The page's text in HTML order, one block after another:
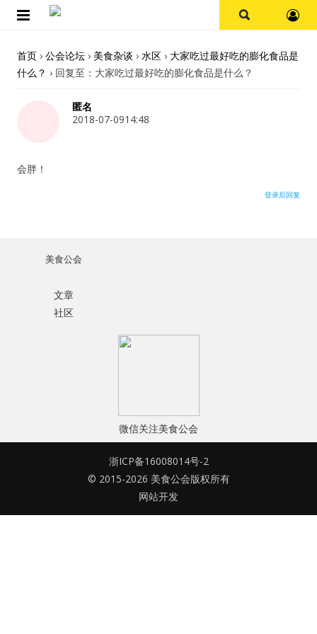
用户名或Email
记住我的登录状态
没帐号？ 注册一个
探店报告
悬赏测评
私家厨房
首页 › 公会论坛 › 美食杂谈 › 水区 › 大家吃过最好吃的膨化食品是
什么？ › 回复至：大家吃过最好吃的膨化食品是什么？
匿名
2018-07-0914:48
会胖！
登录后回复
美食公会
文章
社区
微信关注美食公会
浙ICP备16008014号-2
© 2015-2026 美食公会版权所有
网站开发